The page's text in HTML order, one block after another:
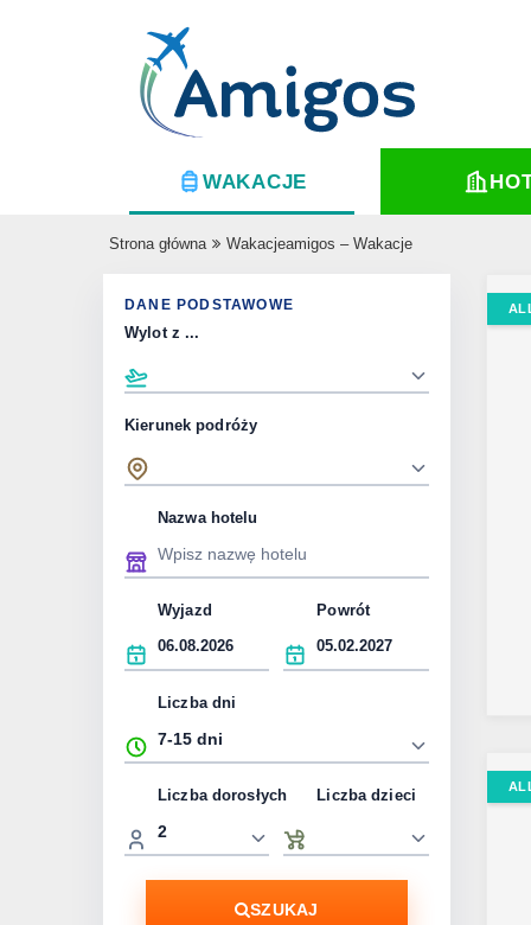
WAKACJE
Strona główna Wakacjeamigos – Wakacje
DANE PODSTAWOWE
Wylot z ...
Kierunek podróży
Nazwa hotelu
Wyjazd Powrót
Liczba dni
Liczba dorosłych Liczba dzieci
SZUKAJ